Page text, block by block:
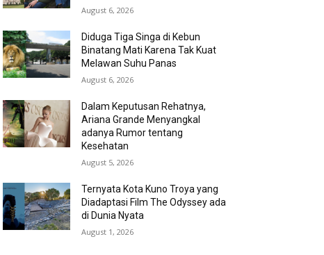
August 6, 2026
Diduga Tiga Singa di Kebun
Binatang Mati Karena Tak Kuat
Melawan Suhu Panas
August 6, 2026
Dalam Keputusan Rehatnya,
Ariana Grande Menyangkal
adanya Rumor tentang
Kesehatan
August 5, 2026
Ternyata Kota Kuno Troya yang
Diadaptasi Film The Odyssey ada
di Dunia Nyata
August 1, 2026